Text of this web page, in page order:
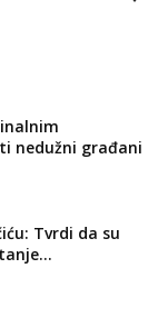
nedužni građani
Tvrdi da su